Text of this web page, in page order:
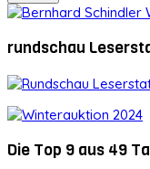
rundschau
Die Top 9 aus 49